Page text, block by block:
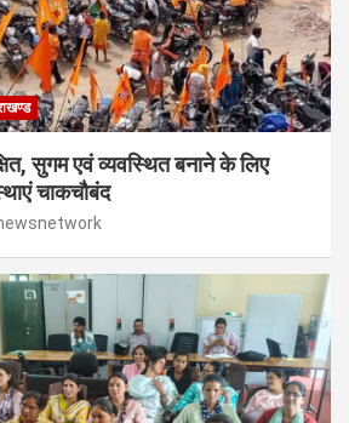
सुगम एवं व्यवस्थित बनाने के लिए
चाकचौबंद